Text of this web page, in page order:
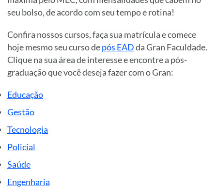
seu bolso, de acordo com seu tempo e rotina!
Confira nossos cursos, faça sua matrícula e comece
hoje mesmo seu curso depós EADda Gran Faculdade.
Clique na sua área de interesse e encontre a pós-
graduação que você deseja fazer com o Gran:
Educação
Gestão
Tecnologia
Policial
Saúde
Engenharia